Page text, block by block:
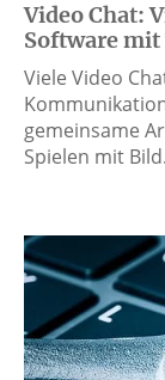
Video Chat:
Software
Viele Video
gemeinsame
Spielen mit